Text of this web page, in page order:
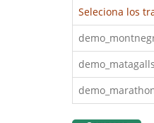
Seleciona los